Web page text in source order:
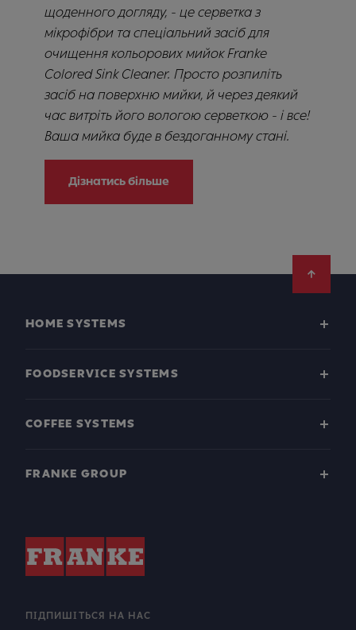
щоденного догляду, - це серветка з
мікрофібри та спеціальний засіб для
очищення кольорових мийок Franke
Colored Sink Cleaner. Просто розпиліть
засіб на поверхню мийки, й через деякий
час витріть його вологою серветкою - і все!
Ваша мийка буде в бездоганному стані.
Дізнатись більше
HOME SYSTEMS
FOODSERVICE SYSTEMS
COFFEE SYSTEMS
FRANKE GROUP
ПІДПИШІТЬСЯ НА НАС